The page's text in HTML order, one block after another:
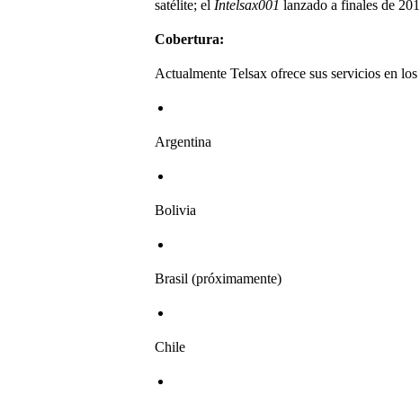
satélite; el Intelsax001 lanzado a finales de
Cobertura:
Actualmente Telsax ofrece sus servicios en los
Argentina
Bolivia
Brasil (próximamente)
Chile